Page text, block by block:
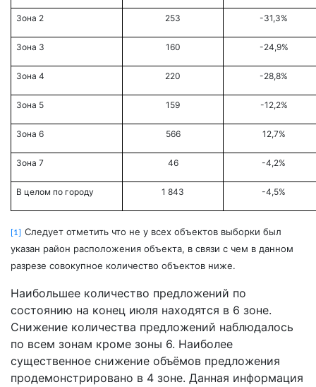
Зона 2 253 -31,3%
Зона 3 160 -24,9%
Зона 4 220 -28,8%
Зона 5 159 -12,2%
Зона 6 566 12,7%
Зона 7 46 -4,2%
В целом по городу 1 843 -4,5%
[1]
Следует отметить что не у всех объектов выборки был
указан район расположения объекта, в связи с чем в данном
разрезе совокупное количество объектов ниже.
Наибольшее количество предложений по
состоянию на конец июля находятся в 6 зоне.
Снижение количества предложений наблюдалось
по всем зонам кроме зоны 6. Наиболее
существенное снижение объёмов предложения
продемонстрировано в 4 зоне. Данная информация